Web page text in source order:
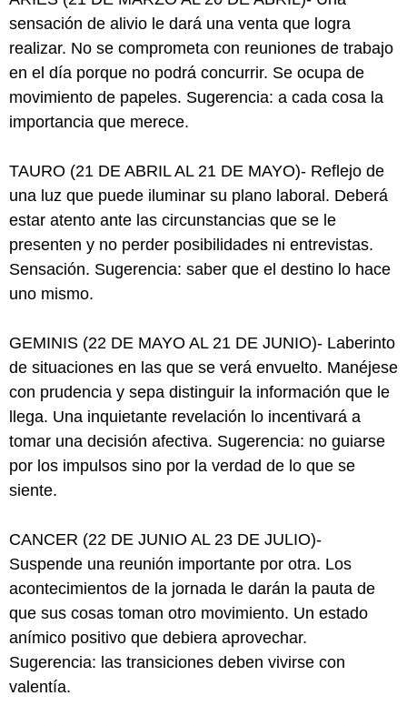
sensación de alivio le dará una venta que logra
realizar. No se comprometa con reuniones de trabajo
en el día porque no podrá concurrir. Se ocupa de
movimiento de papeles. Sugerencia: a cada cosa la
importancia que merece.
TAURO (21 DE ABRIL AL 21 DE MAYO)- Reflejo de
una luz que puede iluminar su plano laboral. Deberá
estar atento ante las circunstancias que se le
presenten y no perder posibilidades ni entrevistas.
Sensación. Sugerencia: saber que el destino lo hace
uno mismo.
GEMINIS (22 DE MAYO AL 21 DE JUNIO)- Laberinto
de situaciones en las que se verá envuelto. Manéjese
con prudencia y sepa distinguir la información que le
llega. Una inquietante revelación lo incentivará a
tomar una decisión afectiva. Sugerencia: no guiarse
por los impulsos sino por la verdad de lo que se
siente.
CANCER (22 DE JUNIO AL 23 DE JULIO)-
Suspende una reunión importante por otra. Los
acontecimientos de la jornada le darán la pauta de
que sus cosas toman otro movimiento. Un estado
anímico positivo que debiera aprovechar.
Sugerencia: las transiciones deben vivirse con
valentía.